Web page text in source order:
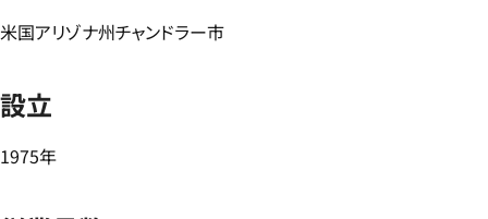
米国アリゾナ州チャンドラー市
設立
1975年